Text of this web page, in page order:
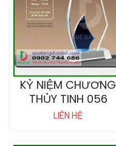
KỶ NIỆM CHƯƠNG
THỦY TINH 056
LIÊN HỆ